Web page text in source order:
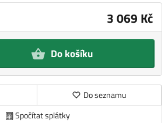
3 069 Kč
Do košíku
Do seznamu
Spočítat splátky